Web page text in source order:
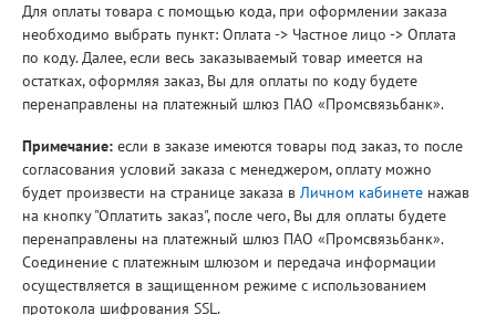
Для оплаты товара с помощью кода, при оформлении заказа
необходимо выбрать пункт: Оплата -> Частное лицо -> Оплата
по коду. Далее, если весь заказываемый товар имеется на
остатках, оформляя заказ, Вы для оплаты по коду будете
перенаправлены на платежный шлюз ПАО «Промсвязьбанк».
Примечание: если в заказе имеются товары под заказ, то после
согласования условий заказа с менеджером, оплату можно
будет произвести на странице заказа в Личном кабинете нажав
на кнопку "Оплатить заказ", после чего, Вы для оплаты будете
перенаправлены на платежный шлюз ПАО «Промсвязьбанк».
Соединение с платежным шлюзом и передача информации
осуществляется в защищенном режиме с использованием
протокола шифрования SSL.